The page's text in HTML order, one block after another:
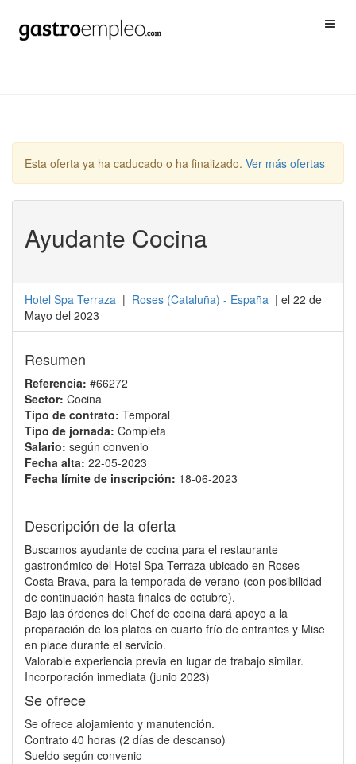
Esta oferta ya ha caducado o ha finalizado. Ver más ofertas
Ayudante Cocina
Hotel Spa Terraza | Roses (Cataluña) - España | el 22 de
Mayo del 2023
Resumen
Referencia: #66272
Sector: Cocina
Tipo de contrato: Temporal
Tipo de jornada: Completa
Salario: según convenio
Fecha alta: 22-05-2023
Fecha límite de inscripción: 18-06-2023
Descripción de la oferta
Buscamos ayudante de cocina para el restaurante
gastronómico del Hotel Spa Terraza ubicado en Roses-
Costa Brava, para la temporada de verano (con posibilidad
de continuación hasta finales de octubre).
Bajo las órdenes del Chef de cocina dará apoyo a la
preparación de los platos en cuarto frío de entrantes y Mise
en place durante el servicio.
Valorable experiencia previa en lugar de trabajo similar.
Incorporación inmediata (junio 2023)
Se ofrece
Se ofrece alojamiento y manutención.
Contrato 40 horas (2 días de descanso)
Sueldo según convenio